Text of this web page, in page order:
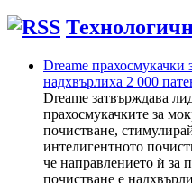
Dreame прахосмукачки
надхвърлиха 2 000
Dreame затвърждава
прахосмукачките за
почистване,
интелигентното
че направлението ѝ за
почистване е